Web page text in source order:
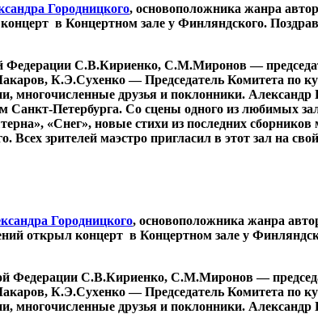
Городницкого, основоположника жанра
в Концертном зале у Финляндского.
Федерации С.В.Кириенко, С.М.Миронов —
К.Э.Сухенко — Председатель Комитета по
многочисленные друзья и поклонники.
Санкт-Петербурга. Со сцены одного из любимых
«Снег», новые стихи из последних
Всех зрителей маэстро пригласил в этот зал на
Городницкого, основоположника жанра
открыл концерт в Концертном зале у
Федерации С.В.Кириенко, С.М.Миронов —
К.Э.Сухенко — Председатель Комитета по
многочисленные друзья и поклонники.